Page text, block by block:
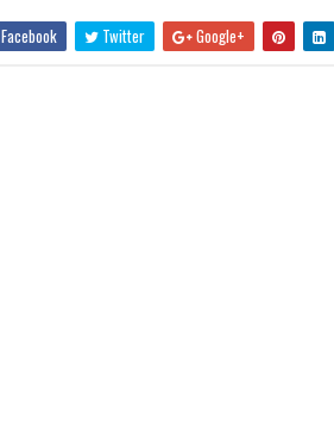
Facebook Twitter Google+